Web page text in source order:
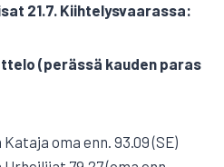
21.7. Kiihtelysvaarassa:
(perässä kauden paras
oma enn. 93.09 (SE)